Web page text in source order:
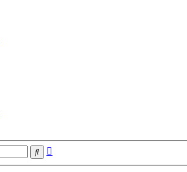
Suche